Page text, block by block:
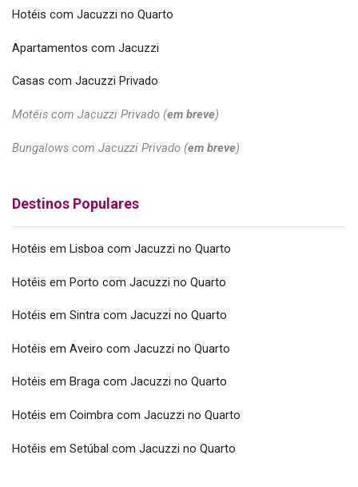
Hotéis com Jacuzzi no Quarto
Apartamentos com Jacuzzi
Casas com Jacuzzi Privado
Motéis com Jacuzzi Privado (em breve)
Bungalows com Jacuzzi Privado (em breve)
Destinos Populares
Hotéis em Lisboa com Jacuzzi no Quarto
Hotéis em Porto com Jacuzzi no Quarto
Hotéis em Sintra com Jacuzzi no Quarto
Hotéis em Aveiro com Jacuzzi no Quarto
Hotéis em Braga com Jacuzzi no Quarto
Hotéis em Coimbra com Jacuzzi no Quarto
Hotéis em Setúbal com Jacuzzi no Quarto